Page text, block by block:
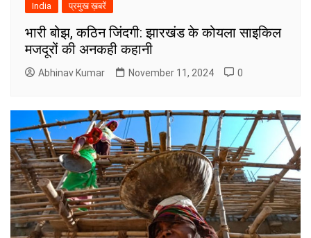
India प्रमुख ख़बरें
भारी बोझ, कठिन जिंदगी: झारखंड के कोयला साइकिल
मजदूरों की अनकही कहानी
Abhinav Kumar November 11, 2024 0